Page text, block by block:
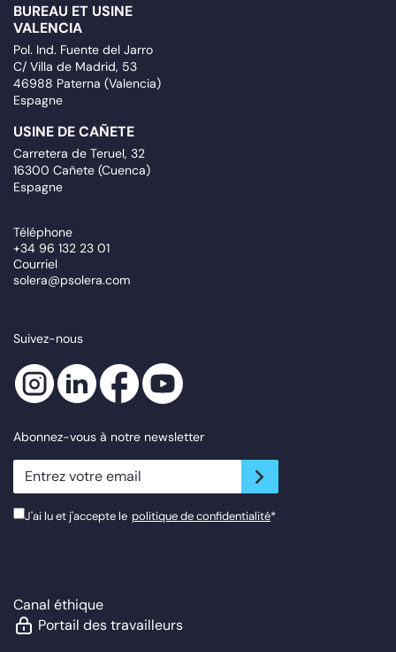
BUREAU ET USINE
VALENCIA
Pol. Ind. Fuente del Jarro
C/ Villa de Madrid, 53
46988 Paterna (Valencia)
Espagne
USINE DE CAÑETE
Carretera de Teruel, 32
16300 Cañete (Cuenca)
Espagne
Téléphone
+34 96 132 23 01
Courriel
solera@psolera.com
Suivez-nous
Abonnez-vous à notre newsletter
newsletter.suscribe
J'ai lu et j'accepte le politique de confidentialité*
Canal éthique
Portail des travailleurs